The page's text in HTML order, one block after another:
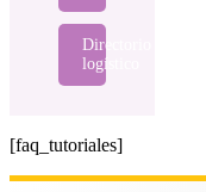
Directorio
logístico
[faq_tutoriales]